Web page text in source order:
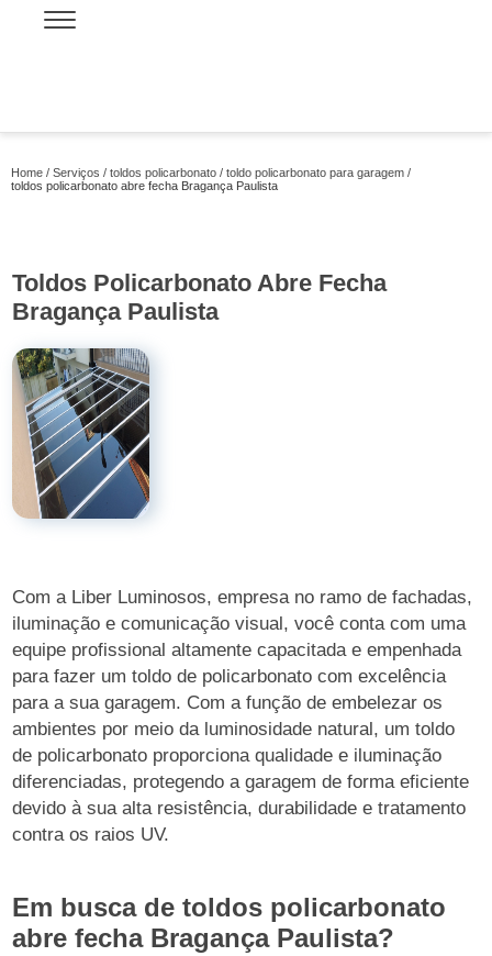
Home Serviços toldos policarbonato
toldo policarbonato para garagem
toldos policarbonato abre fecha Bragança Paulista
Toldos Policarbonato Abre Fecha
Bragança Paulista
Com a Liber Luminosos, empresa no ramo de fachadas,
iluminação e comunicação visual, você conta com uma
equipe profissional altamente capacitada e empenhada
para fazer um toldo de policarbonato com excelência
para a sua garagem. Com a função de embelezar os
ambientes por meio da luminosidade natural, um toldo
de policarbonato proporciona qualidade e iluminação
diferenciadas, protegendo a garagem de forma eficiente
devido à sua alta resistência, durabilidade e tratamento
contra os raios UV.
Em busca de toldos policarbonato
abre fecha Bragança Paulista?